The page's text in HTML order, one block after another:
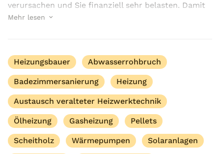
verursachen und Sie finanziell sehr belasten. Damit
das nicht passiert, bieten wir Ihnen bei SANIPRO
Mehr lesen
Heizungsbauer Abwasserrohbruch
Badezimmersanierung Heizung
Austausch veralteter Heizwerktechnik
Ölheizung Gasheizung Pellets
Scheitholz Wärmepumpen Solaranlagen